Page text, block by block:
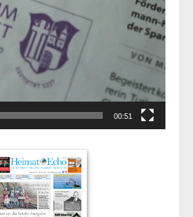
00:51